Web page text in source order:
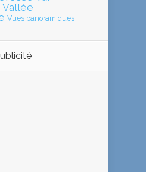
Vallée
Vues panoramiques